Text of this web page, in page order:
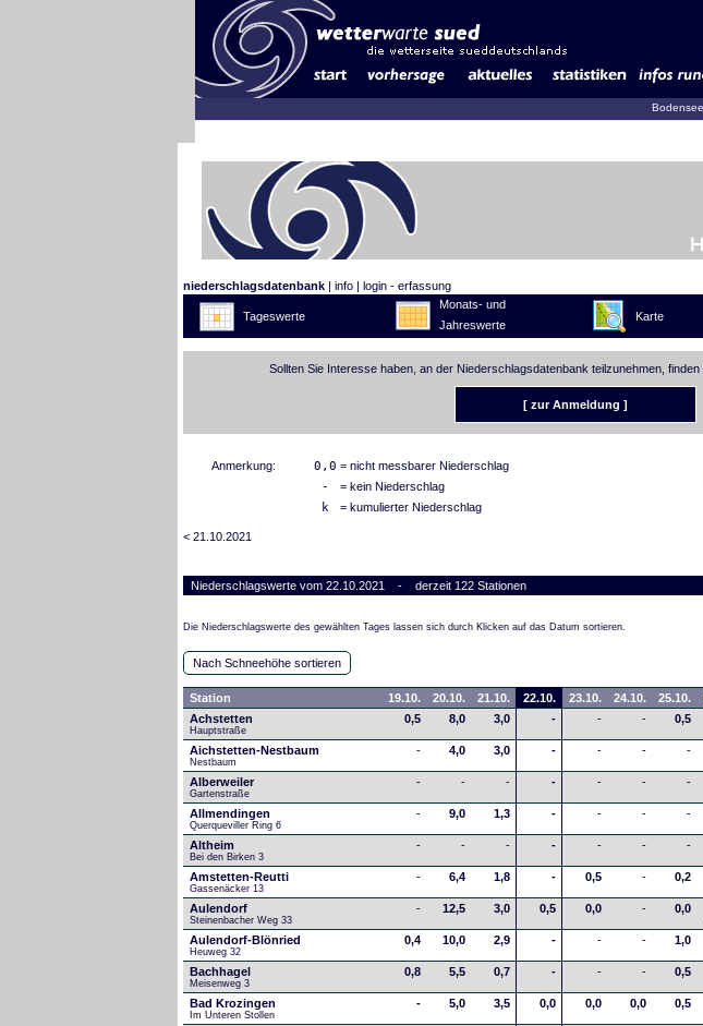
niederschlagsdatenbank | info | login - erfassung
Tageswerte
Monats- und
Jahreswerte
Karte
Sollten Sie Interesse haben, an der Niederschlagsdatenbank teilzunehmen, finden
[ zur Anmeldung ]
Anmerkung: 0,0 = nicht messbarer Niederschlag
- = kein Niederschlag
k = kumulierter Niederschlag
< 21.10.2021
Niederschlagswerte vom 22.10.2021 - derzeit 122 Stationen
Die Niederschlagswerte des gewählten Tages lassen sich durch Klicken auf das Datum sortieren.
Nach Schneehöhe sortieren
Station 19.10. 20.10. 21.10. 22.10. 23.10. 24.10. 25.10.
Achstetten
Hauptstraße
0,5 8,0 3,0 - - - 0,5
Aichstetten-Nestbaum
Nestbaum
- 4,0 3,0 - - - -
Alberweiler
Gartenstraße
- - - - - - -
Allmendingen
Querqueviller Ring 6
- 9,0 1,3 - - - -
Altheim
Bei den Birken 3
- - - - - - -
Amstetten-Reutti
Gassenäcker 13
- 6,4 1,8 - 0,5 - 0,2
Aulendorf
Steinenbacher Weg 33
- 12,5 3,0 0,5 0,0 - 0,0
Aulendorf-Blönried
Heuweg 32
0,4 10,0 2,9 - - - 1,0
Bachhagel
Meisenweg 3
0,8 5,5 0,7 - - - 0,5
Bad Krozingen
Im Unteren Stollen
- 5,0 3,5 0,0 0,0 0,0 0,5